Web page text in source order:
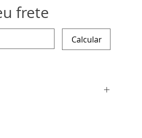
frete
Calcular